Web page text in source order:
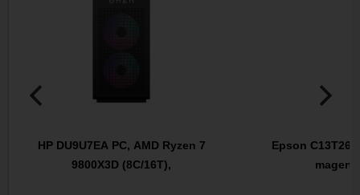
HP DU9U7EA PC, AMD Ryzen 7
9800X3D (8C/16T),
Epson